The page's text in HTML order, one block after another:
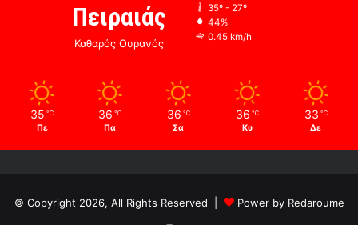
Πειραιάς
Καθαρός Ουρανός
35º - 27º
44%
0.45 km/h
35 ℃
Πε
36 ℃
Πα
36 ℃
Σα
36 ℃
Κυ
33 ℃
Δε
© Copyright 2026, All Rights Reserved |
Power by Redaroume